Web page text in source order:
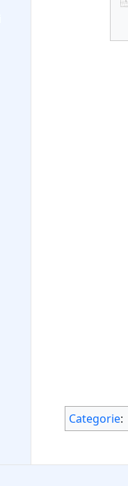
Categorie: